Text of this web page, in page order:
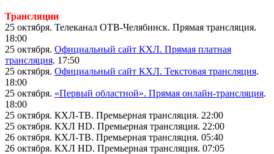
Трансляции
25 октября. Телеканал ОТВ-Челябинск. Прямая трансляция.
18:00
25 октября. Официальный сайт КХЛ. Прямая платная
трансляция. 17:50
25 октября. Официальный сайт КХЛ. Текстовая трансляция.
18:00
25 октября. «Первый областной». Прямая онлайн-трансляция.
18:00
25 октября. КХЛ-ТВ. Премьерная трансляция. 22:00
25 октября. КХЛ HD. Премьерная трансляция. 22:00
26 октября. КХЛ-ТВ. Премьерная трансляция. 05:40
26 октября. КХЛ HD. Премьерная трансляция. 07:05